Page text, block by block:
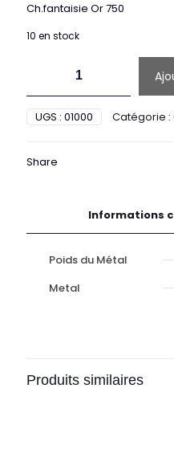
Ch.fantaisie Or 750
10 en stock
Ch.fantaisie
Or
UGS : 01000 Catégorie :
Share
Informations
Poids du Métal
Metal
Produits similaires